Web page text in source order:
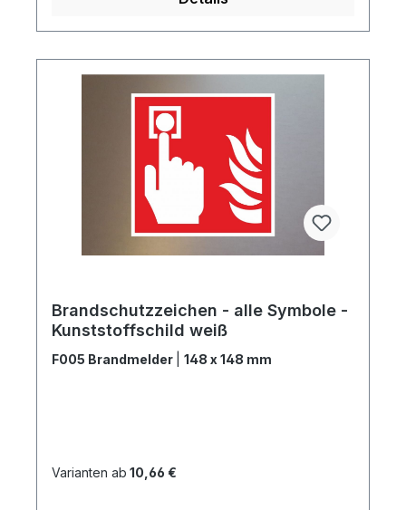
Brandschutzzeichen - alle Symbole -
Kunststoffschild weiß
F005 Brandmelder 148 x 148 mm
Varianten ab 10,66 €